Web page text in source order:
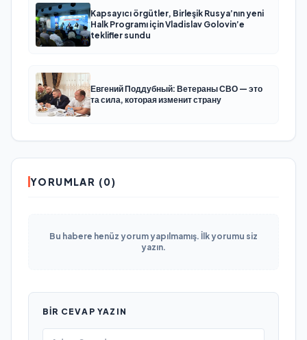
Kapsayıcı örgütler, Birleşik Rusya’nın yeni
Halk Programı için Vladislav Golovin’e
teklifler sundu
Евгений Поддубный: Ветераны СВО — это
та сила, которая изменит страну
YORUMLAR (0)
Bu habere henüz yorum yapılmamış. İlk yorumu siz
yazın.
BIR CEVAP YAZIN